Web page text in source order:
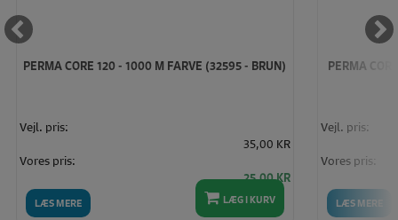
PERMA CORE 120 - 1000 M FARVE (32595 - BRUN)
LÆS MERE
Vejl. pris:
35,00 KR
Vores pris:
25,00 KR
LÆG I KURV
PERMA
LÆS MERE
Vejl. pris:
Vores pris: